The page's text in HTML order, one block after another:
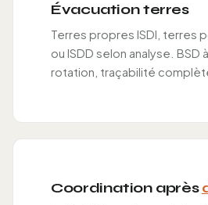
Évacuation terres
Terres propres ISDI, terres
ou ISDD selon analyse. BSD
rotation, traçabilité
Coordination après